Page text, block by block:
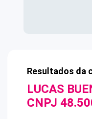
Resultados da
LUCAS
CNPJ